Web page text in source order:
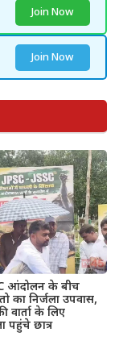
Join Now
Join Now
आंदोलन के बीच
का निर्जला उपवास,
वार्ता के लिए
पहुंचे छात्र